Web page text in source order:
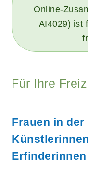
Online-
AI4029) ist
Für Ihre
Frauen in
Erfinderinnen